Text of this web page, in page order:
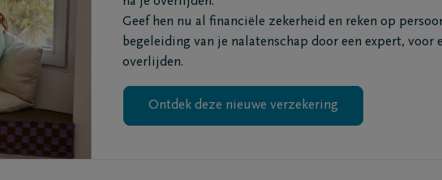
Inspiratie
Voor elkaar gebaar
Wandelingen
Geef hen nu al financiële zekerheid en reken op
begeleiding van je nalatenschap door een expert, voor
overlijden.
Ontdek deze nieuwe verzekering